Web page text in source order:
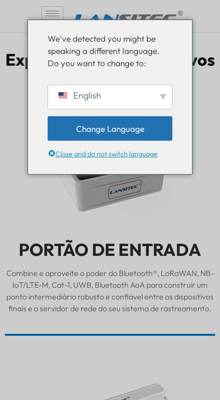
conteúdo
Explore nossos dispositivos
PORTÃO DE ENTRADA
Combine e aproveite o poder do Bluetooth®, LoRaWAN, NB-
IoT/LTE-M, Cat-1, UWB, Bluetooth AoA para construir um
ponto intermediário robusto e confiável entre os dispositivos
finais e o servidor de rede do seu sistema de rastreamento.
We've detected you might be
speaking a different language.
Do you want to change to:
English
Change Language
Close and do not switch language